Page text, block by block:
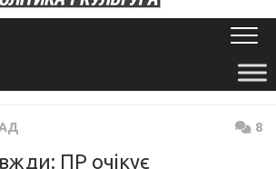
8
ПР очікує